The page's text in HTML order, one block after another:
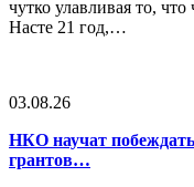
чутко улавливая то, что
Насте 21 год,…
03.08.26
НКО научат
грантов…